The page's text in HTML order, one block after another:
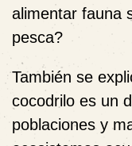
alimentar fauna
pesca?
También se
cocodrilo es un
poblaciones y